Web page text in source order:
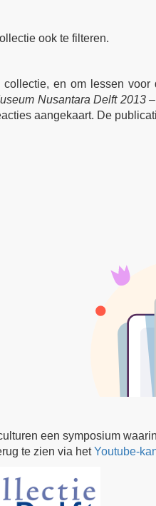
ook te filteren.
en om lessen
Nusantara Delft 2013
aangekaart. De
een symposium
te zien via hetYoutube-